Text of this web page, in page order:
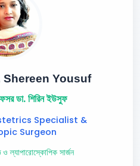
Shereen Yousuf
ডা. শিরিন ইউসুফ
Specialist &
Surgeon
ও ল্যাপারোস্কোপিক সার্জন